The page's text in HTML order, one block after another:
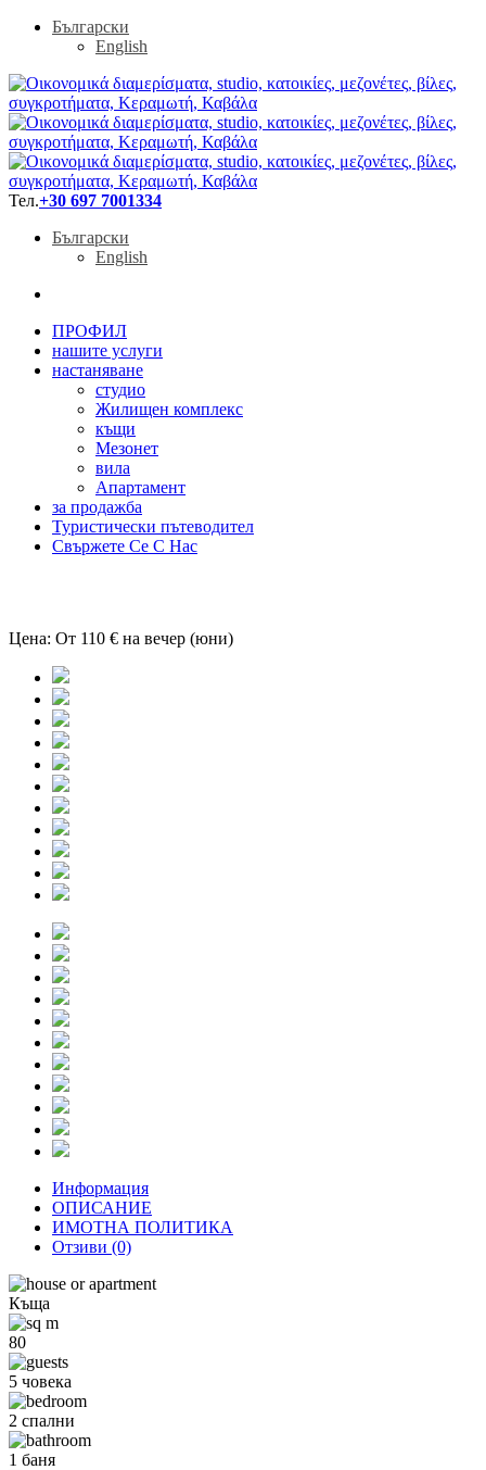
Български
English
Тел.+30 697 7001334
Български
English
ПРОФИЛ
нашите услуги
настаняване
студио
Жилищен комплекс
къщи
Мезонет
вила
Aпартамент
за продажба
Туристически пътеводител
Свържете Се С Нас
Цена: От 110 € на вечер (юни)
Информация
ОПИСАНИЕ
ИМОТНА ПОЛИТИКА
Отзиви (0)
Къща
80
5 човека
2 спални
1 баня